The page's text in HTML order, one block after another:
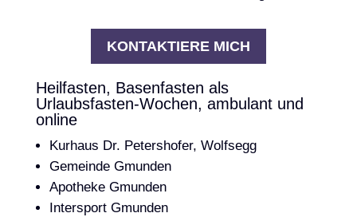
KONTAKTIERE MICH
Heilfasten, Basenfasten als
Urlaubsfasten-Wochen, ambulant und
online
Kurhaus Dr. Petershofer, Wolfsegg
Gemeinde Gmunden
Apotheke Gmunden
Intersport Gmunden